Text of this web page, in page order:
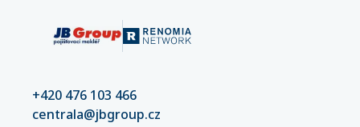
+420 476 103 466
centrala@jbgroup.cz